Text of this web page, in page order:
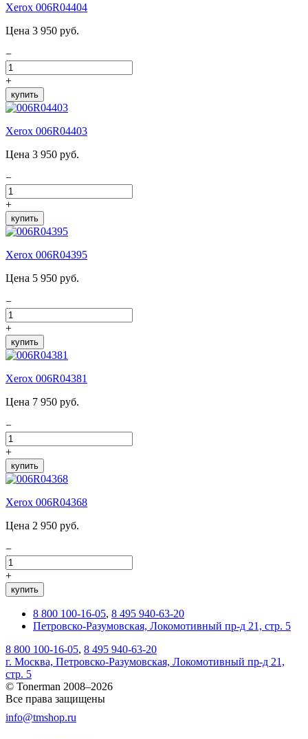
Xerox 006R04404
Цена 3 950 руб.
−
+
купить
Xerox 006R04403
Цена 3 950 руб.
−
+
купить
Xerox 006R04395
Цена 5 950 руб.
−
+
купить
Xerox 006R04381
Цена 7 950 руб.
−
+
купить
Xerox 006R04368
Цена 2 950 руб.
−
+
купить
8 800 100-16-05, 8 495 940-63-20
Петровско-Разумовская, Локомотивный пр-д 21, стр. 5
8 800 100-16-05, 8 495 940-63-20
г. Москва, Петровско-Разумовская, Локомотивный пр-д 21,
стр. 5
© Tonerman 2008–2026
Все права защищены
info@tmshop.ru